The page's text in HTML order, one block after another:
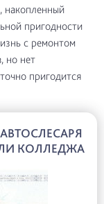
накопленный
пригодности
с ремонтом
но нет
пригодится
КОЛЛЕДЖА